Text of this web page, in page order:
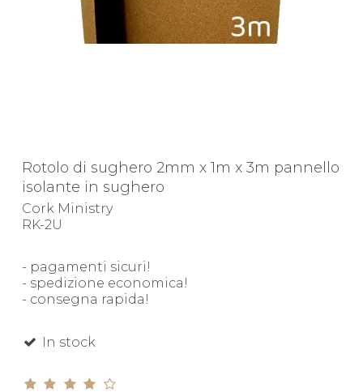
Rotolo di sughero 2mm x 1m x 3m pannello
isolante in sughero
Cork Ministry
RK-2U
- pagamenti sicuri!
- spedizione economica!
- consegna rapida!
In stock